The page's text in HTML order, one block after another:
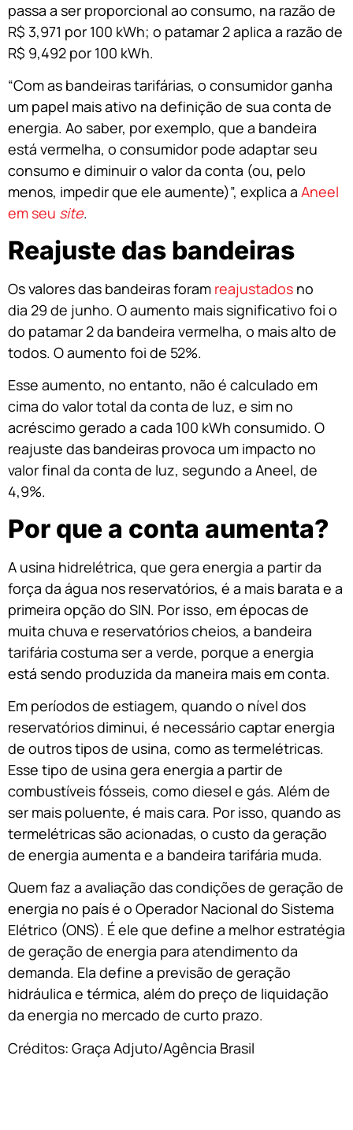
passa a ser proporcional ao consumo, na razão de
R$ 3,971 por 100 kWh; o patamar 2 aplica a razão de
R$ 9,492 por 100 kWh.
“Com as bandeiras tarifárias, o consumidor ganha
um papel mais ativo na definição de sua conta de
energia. Ao saber, por exemplo, que a bandeira
está vermelha, o consumidor pode adaptar seu
consumo e diminuir o valor da conta (ou, pelo
menos, impedir que ele aumente)”, explica a Aneel
em seu site.
Reajuste das bandeiras
Os valores das bandeiras foram reajustados no
dia 29 de junho. O aumento mais significativo foi o
do patamar 2 da bandeira vermelha, o mais alto de
todos. O aumento foi de 52%.
Esse aumento, no entanto, não é calculado em
cima do valor total da conta de luz, e sim no
acréscimo gerado a cada 100 kWh consumido. O
reajuste das bandeiras provoca um impacto no
valor final da conta de luz, segundo a Aneel, de
4,9%.
Por que a conta aumenta?
A usina hidrelétrica, que gera energia a partir da
força da água nos reservatórios, é a mais barata e a
primeira opção do SIN. Por isso, em épocas de
muita chuva e reservatórios cheios, a bandeira
tarifária costuma ser a verde, porque a energia
está sendo produzida da maneira mais em conta.
Em períodos de estiagem, quando o nível dos
reservatórios diminui, é necessário captar energia
de outros tipos de usina, como as termelétricas.
Esse tipo de usina gera energia a partir de
combustíveis fósseis, como diesel e gás. Além de
ser mais poluente, é mais cara. Por isso, quando as
termelétricas são acionadas, o custo da geração
de energia aumenta e a bandeira tarifária muda.
Quem faz a avaliação das condições de geração de
energia no país é o Operador Nacional do Sistema
Elétrico (ONS). É ele que define a melhor estratégia
de geração de energia para atendimento da
demanda. Ela define a previsão de geração
hidráulica e térmica, além do preço de liquidação
da energia no mercado de curto prazo.
Créditos: Graça Adjuto/Agência Brasil